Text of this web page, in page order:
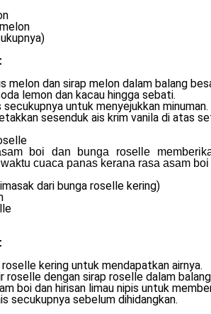
melon dan sirap melon dalam balang
lemon dan kacau hingga sebati.
secukupnya untuk menyejukkan minuman.
sesenduk ais krim vanila di atas
boi dan bunga roselle
cuaca panas kerana rasa asam
dari bunga roselle kering)
roselle kering untuk mendapatkan airnya.
roselle dengan sirap roselle dalam
boi dan hirisan limau nipis untuk
secukupnya sebelum dihidangkan.